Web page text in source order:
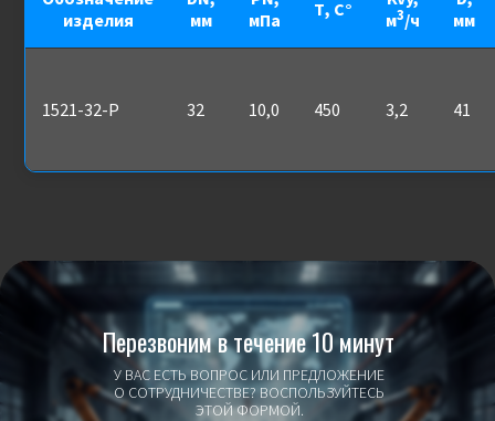
изделия
мм
мПа
Т, С°
м3/ч
мм
1521-32-Р 32 10,0 450 3,2 41
У ВАС ЕСТЬ ВОПРОС ИЛИ ПРЕДЛОЖЕНИЕ
О СОТРУДНИЧЕСТВЕ? ВОСПОЛЬЗУЙТЕСЬ
ЭТОЙ ФОРМОЙ.
Перезвоним в течение 10 минут